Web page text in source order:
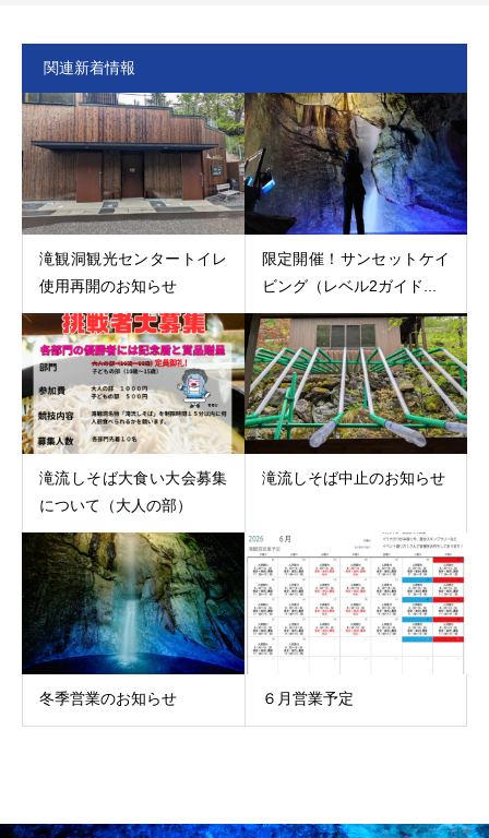
関連新着情報
滝観洞観光センタートイレ
使用再開のお知らせ
限定開催！サンセットケイ
ビング（レベル2ガイド...
滝流しそば大食い大会募集
について（大人の部）
滝流しそば中止のお知らせ
冬季営業のお知らせ ６月営業予定